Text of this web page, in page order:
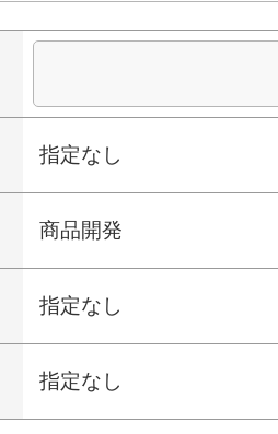
指定なし
商品開発
指定なし
指定なし